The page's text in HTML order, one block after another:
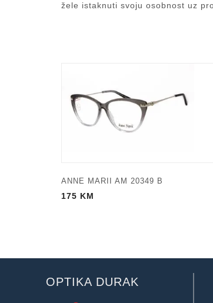
žele istaknuti svoju osobnost uz
ANNE MARII AM 20349 B
175 KM
OPTIKA DURAK